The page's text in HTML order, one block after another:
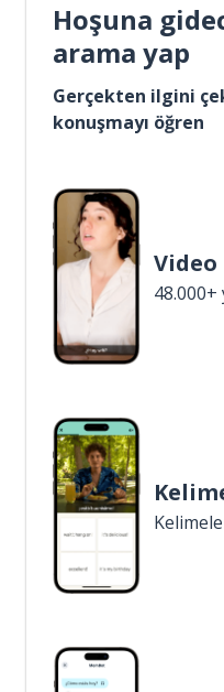
Hoşuna
arama yap
Gerçekten ilgini
konuşmayı öğren
Video